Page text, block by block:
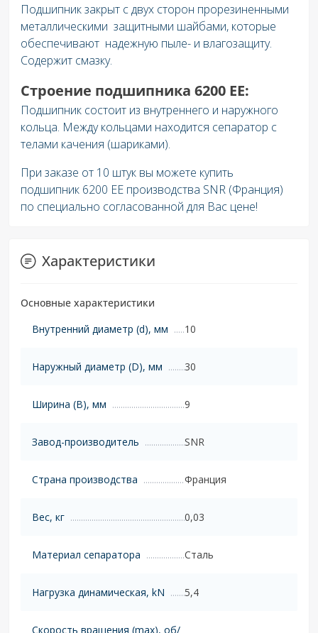
Подшипник закрыт с двух сторон прорезиненными
металлическими защитными шайбами, которые
обеспечивают надежную пыле- и влагозащиту.
Содержит смазку.
Строение подшипника 6200 EE:
Подшипник состоит из внутреннего и наружного
кольца. Между кольцами находится сепаратор с
телами качения (шариками).
При заказе от 10 штук вы можете купить
подшипник 6200 EE производства SNR (Франция)
по специально согласованной для Вас цене!
Характеристики
Основные характеристики
Внутренний диаметр (d), мм
10
Наружный диаметр (D), мм 30
Ширина (B), мм 9
Завод-производитель SNR
Страна производства Франция
Вес, кг 0,03
Материал сепаратора Сталь
Нагрузка динамическая, kN 5,4
Скорость вращения (max), об/